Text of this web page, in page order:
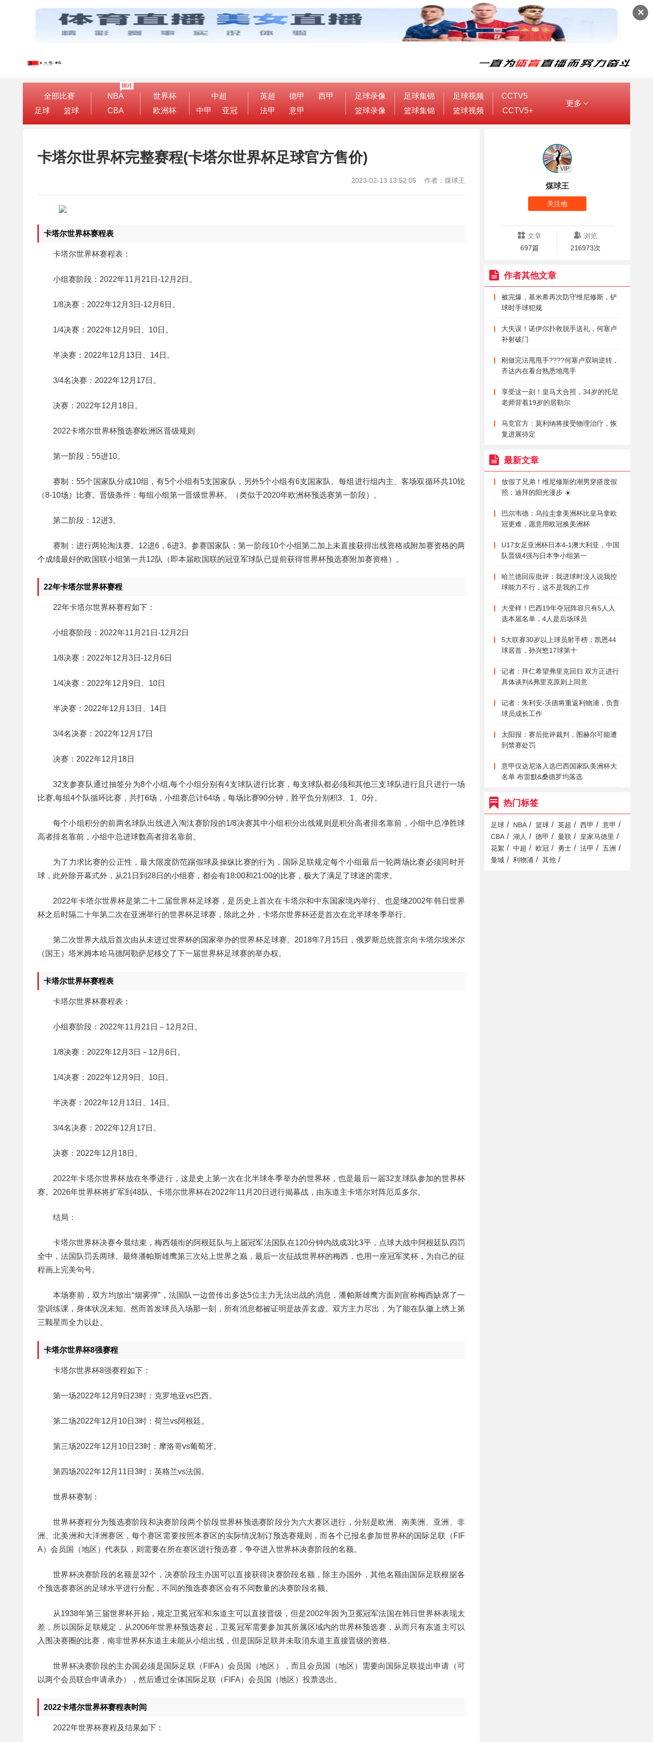
✕
全部比赛
足球
篮球
NBA
CBA
世界杯
欧洲杯
中超
中甲
亚冠
英超 德甲
西甲
法甲
意甲
足球录像
篮球录像
足球集锦
篮球集锦
足球视频
篮球视频
CCTV5
CCTV5+
更多
卡塔尔世界杯完整赛程(卡塔尔世界杯足球官方售价)
2023-02-13 13:52:05 作者：煤球王
卡塔尔世界杯赛程表
卡塔尔世界杯赛程表：
小组赛阶段：2022年11月21日-12月2日。
1/8决赛：2022年12月3日-12月6日。
1/4决赛：2022年12月9日、10日。
半决赛：2022年12月13日、14日。
3/4名决赛：2022年12月17日。
决赛：2022年12月18日。
2022卡塔尔世界杯预选赛欧洲区晋级规则
第一阶段：55进10。
赛制：55个国家队分成10组，有5个小组有5支国家队，另外5个小组有6支国家队。每组进行组内主、客场双循环共10轮
（8-10场）比赛。晋级条件：每组小组第一晋级世界杯。（类似于2020年欧洲杯预选赛第一阶段）。
第二阶段：12进3。
赛制：进行两轮淘汰赛。12进6，6进3。参赛国家队：第一阶段10个小组第二加上未直接获得出线资格或附加赛资格的两
个成绩最好的欧国联小组第一共12队（即本届欧国联的冠亚军球队已提前获得世界杯预选赛附加赛资格）。
22年卡塔尔世界杯赛程
22年卡塔尔世界杯赛程如下：
小组赛阶段：2022年11月21日-12月2日
1/8决赛：2022年12月3日-12月6日
1/4决赛：2022年12月9日、10日
半决赛：2022年12月13日、14日
3/4名决赛：2022年12月17日
决赛：2022年12月18日
32支参赛队通过抽签分为8个小组,每个小组分别有4支球队进行比赛，每支球队都必须和其他三支球队进行且只进行一场
比赛,每组4个队循环比赛，共打6场，小组赛总计64场，每场比赛90分钟，胜平负分别积3、1、0分。
每个小组积分的前两名球队出线进入淘汰赛阶段的1/8决赛其中小组积分出线规则是积分高者排名靠前，小组中总净胜球
高者排名靠前，小组中总进球数高者排名靠前。
为了力求比赛的公正性，最大限度防范踢假球及操纵比赛的行为，国际足联规定每个小组最后一轮两场比赛必须同时开
球，此外除开幕式外，从21日到28日的小组赛，都会有18:00和21:00的比赛，极大了满足了球迷的需求。
2022年卡塔尔世界杯是第二十二届世界杯足球赛，是历史上首次在卡塔尔和中东国家境内举行、也是继2002年韩日世界
杯之后时隔二十年第二次在亚洲举行的世界杯足球赛，除此之外，卡塔尔世界杯还是首次在北半球冬季举行。
第二次世界大战后首次由从未进过世界杯的国家举办的世界杯足球赛。2018年7月15日，俄罗斯总统普京向卡塔尔埃米尔
（国王）塔米姆本哈马德阿勒萨尼移交了下一届世界杯足球赛的举办权。
卡塔尔世界杯赛程表
卡塔尔世界杯赛程表：
小组赛阶段：2022年11月21日－12月2日。
1/8决赛：2022年12月3日－12月6日。
1/4决赛：2022年12月9日、10日。
半决赛：2022年12月13日、14日。
3/4名决赛：2022年12月17日。
决赛：2022年12月18日。
2022年卡塔尔世界杯放在冬季进行，这是史上第一次在北半球冬季举办的世界杯，也是最后一届32支球队参加的世界杯
赛。2026年世界杯将扩军到48队。卡塔尔世界杯在2022年11月20日进行揭幕战，由东道主卡塔尔对阵厄瓜多尔。
结局：
卡塔尔世界杯决赛今晨结束，梅西领衔的阿根廷队与上届冠军法国队在120分钟内战成3比3平，点球大战中阿根廷队四罚
全中，法国队罚丢两球。最终潘帕斯雄鹰第三次站上世界之巅，最后一次征战世界杯的梅西，也用一座冠军奖杯，为自己的征
程画上完美句号。
本场赛前，双方均放出“烟雾弹”，法国队一边曾传出多达5位主力无法出战的消息，潘帕斯雄鹰方面则宣称梅西缺席了一
堂训练课，身体状况未知。然而首发球员入场那一刻，所有消息都被证明是故弄玄虚。双方主力尽出，为了能在队徽上绣上第
三颗星而全力以赴。
卡塔尔世界杯8强赛程
卡塔尔世界杯8强赛程如下：
第一场2022年12月9日23时：克罗地亚vs巴西。
第二场2022年12月10日3时：荷兰vs阿根廷。
第三场2022年12月10日23时：摩洛哥vs葡萄牙。
第四场2022年12月11日3时：英格兰vs法国。
世界杯赛制：
世界杯赛程分为预选赛阶段和决赛阶段两个阶段世界杯预选赛阶段分为六大赛区进行，分别是欧洲、南美洲、亚洲、非
洲、北美洲和大洋洲赛区，每个赛区需要按照本赛区的实际情况制订预选赛规则，而各个已报名参加世界杯的国际足联（FIF
A）会员国（地区）代表队，则需要在所在赛区进行预选赛，争夺进入世界杯决赛阶段的名额。
世界杯决赛阶段的名额是32个，决赛阶段主办国可以直接获得决赛阶段名额，除主办国外，其他名额由国际足联根据各
个预选赛赛区的足球水平进行分配，不同的预选赛赛区会有不同数量的决赛阶段名额。
从1938年第三届世界杯开始，规定卫冕冠军和东道主可以直接晋级，但是2002年因为卫冕冠军法国在韩日世界杯表现太
差，所以国际足联规定，从2006年世界杯预选赛起，卫冕冠军需要参加其所属区域内的世界杯预选赛，从而只有东道主可以
入围决赛圈的比赛，南非世界杯东道主未能从小组出线，但是国际足联并未取消东道主直接晋级的资格。
世界杯决赛阶段的主办国必须是国际足联（FIFA）会员国（地区），而且会员国（地区）需要向国际足联提出申请（可
以两个会员联合申请承办），然后通过全体国际足联（FIFA）会员国（地区）投票选出。
2022卡塔尔世界杯赛程表时间
2022年世界杯赛程及结果如下：
煤球王
VIP
关注他
文章
697篇
浏览
216973次
作者其他文章
被完爆，基米希再次防守维尼修斯，铲
球时手球犯规
大失误！诺伊尔扑救脱手送礼，何塞卢
补射破门
刚做完法甩甩手????何塞卢双响逆转，
齐达内在看台熟悉地甩手
享受这一刻！皇马大合照，34岁的托尼
老师背着19岁的居勒尔
马竞官方：莫利纳将接受物理治疗，恢
复进展待定
最新文章
放假了兄弟！维尼修斯的潮男穿搭度假
照：迪拜的阳光漫步 ☀️
巴尔韦德：乌拉圭拿美洲杯比皇马拿欧
冠更难，愿意用欧冠换美洲杯
U17女足亚洲杯日本4-1澳大利亚，中国
队晋级4强与日本争小组第一
哈兰德回应批评：我进球时没人说我控
球能力不行，这不是我的工作
大变样！巴西19年夺冠阵容只有5人入
选本届名单，4人是后场球员
5大联赛30岁以上球员射手榜：凯恩44
球居首，孙兴慜17球第十
记者：拜仁希望弗里克回归 双方正进行
具体谈判&弗里克原则上同意
记者：朱利安-沃德将重返利物浦，负责
球员成长工作
太阳报：赛后批评裁判，图赫尔可能遭
到禁赛处罚
意甲仅达尼洛入选巴西国家队美洲杯大
名单 布雷默&桑德罗均落选
热门标签
足球 / NBA / 篮球 / 英超 / 西甲 / 意甲 /
CBA / 湖人 / 德甲 / 曼联 / 皇家马德里 /
花絮 / 中超 / 欧冠 / 勇士 / 法甲 / 五洲 /
曼城 / 利物浦 / 其他 /